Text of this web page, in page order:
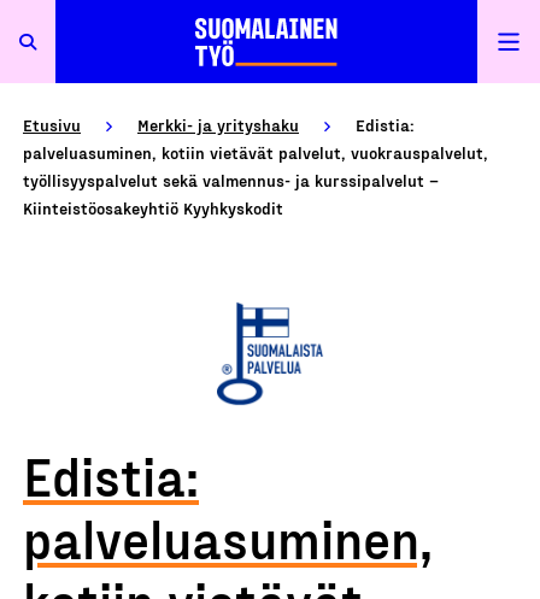
Etusivu Merkki- ja yrityshaku
Edistia:
palveluasuminen, kotiin vietävät palvelut, vuokrauspalvelut,
työllisyyspalvelut sekä valmennus- ja kurssipalvelut –
Kiinteistöosakeyhtiö Kyyhkyskodit
Edistia:
palveluasuminen,